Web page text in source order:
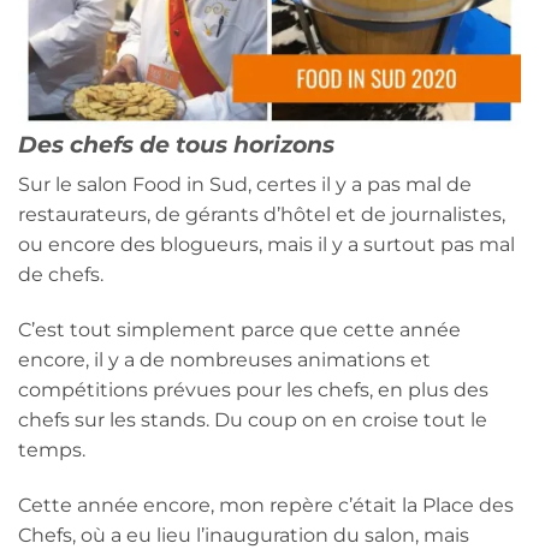
Des chefs de tous horizons
Sur le salon Food in Sud, certes il y a pas mal de
restaurateurs, de gérants d’hôtel et de journalistes,
ou encore des blogueurs, mais il y a surtout pas mal
de chefs.
C’est tout simplement parce que cette année
encore, il y a de nombreuses animations et
compétitions prévues pour les chefs, en plus des
chefs sur les stands. Du coup on en croise tout le
temps.
Cette année encore, mon repère c’était la Place des
Chefs, où a eu lieu l’inauguration du salon, mais